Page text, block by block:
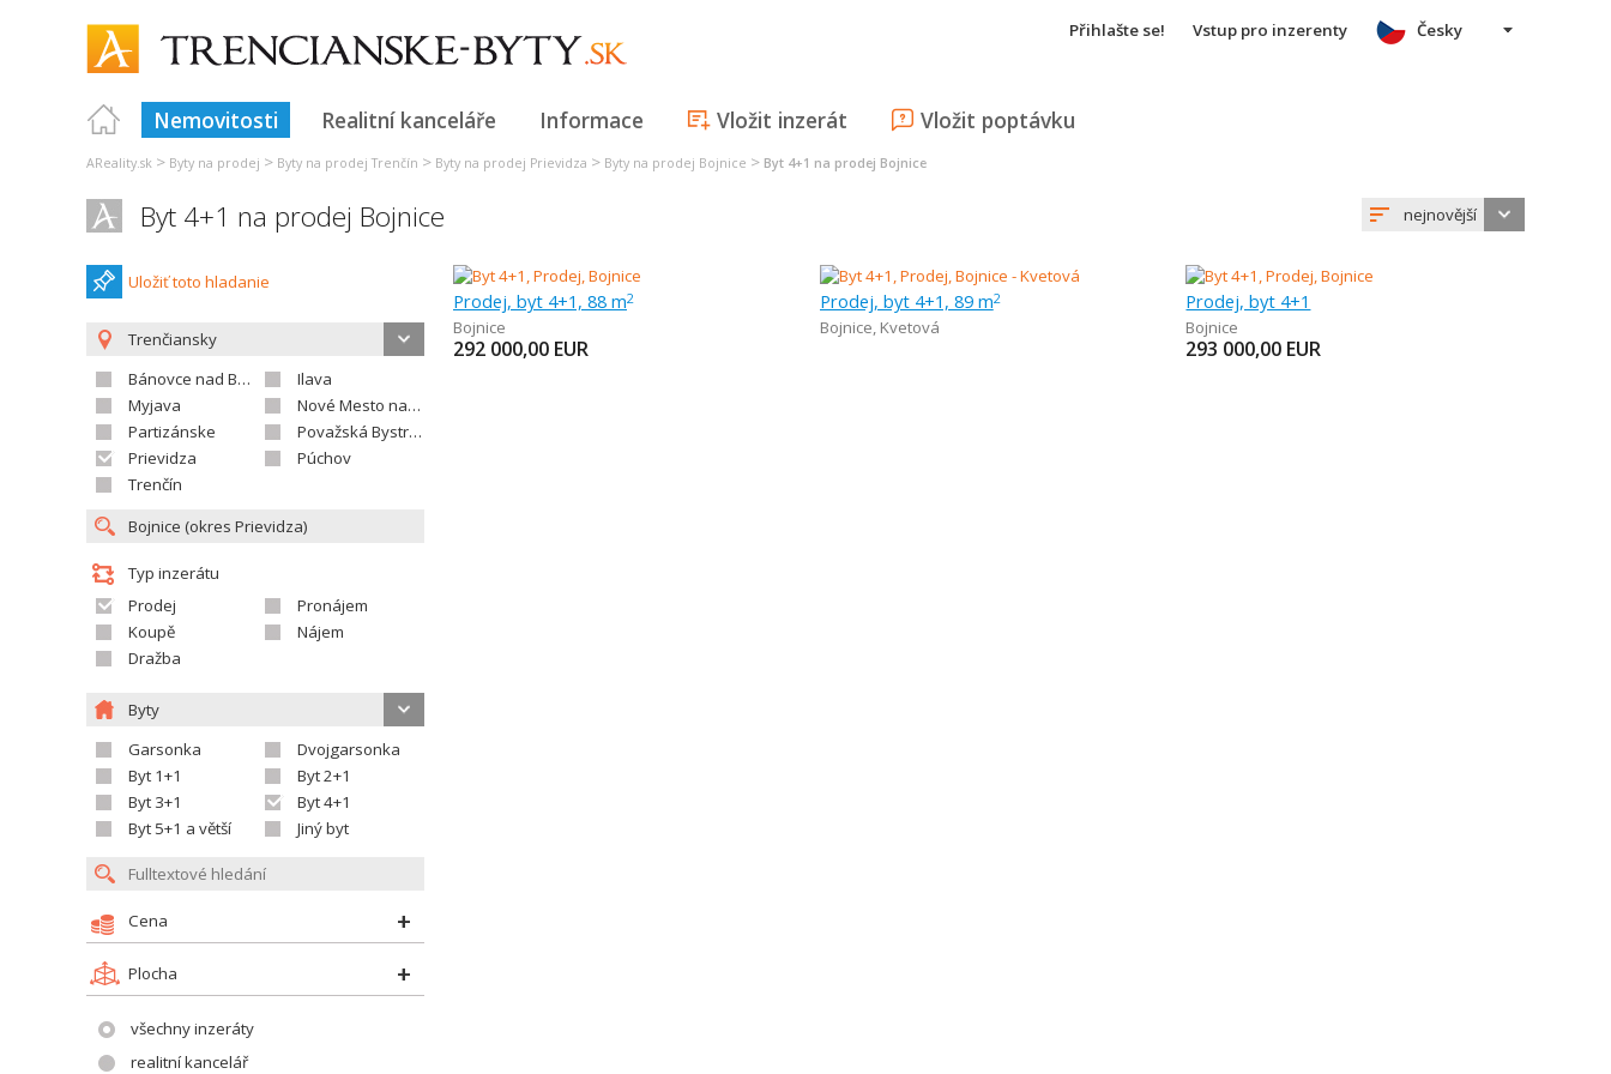
Přihlašte se! Vstup pro inzerenty
Nemovitosti Realitní kanceláře Informace Vložit inzerát Vložit poptávku
Česky
AReality.sk > Byty na prodej > Byty na prodej Trenčín > Byty na prodej Prievidza > Byty na prodej Bojnice > Byt 4+1 na prodej Bojnice
Byt 4+1 na prodej Bojnice nejnovější
Uložiť toto hladanie
Trenčiansky
Bánovce nad Bebravou
Ilava
Myjava
Nové Mesto nad Váhom
Partizánske
Považská Bystrica
Prievidza
Púchov
Trenčín
Typ inzerátu
Prodej
Pronájem
Koupě
Nájem
Dražba
Byty
Garsonka
Dvojgarsonka
Byt 1+1
Byt 2+1
Byt 3+1
Byt 4+1
Byt 5+1 a větší
Jiný byt
Cena
Plocha
všechny inzeráty
realitní kancelář
Prodej, byt 4+1, 88 m2
Bojnice
292 000,00 EUR
Prodej, byt 4+1, 89 m2
Bojnice, Kvetová
Prodej, byt 4+1
Bojnice
293 000,00 EUR